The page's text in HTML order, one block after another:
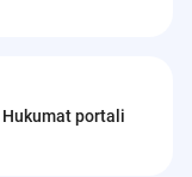
Hukumat portali